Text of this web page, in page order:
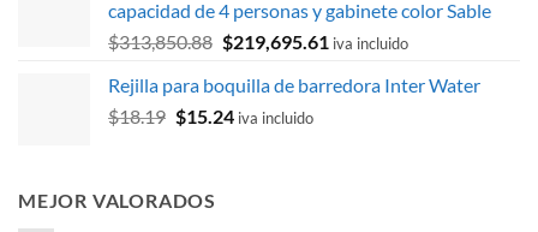
$4,965.17.$3,513.78.
capacidad de 4 personas y gabinete color Sable
$313,850.88 El
original
era:
$219,695.61 El
actual
iva incluido
Rejilla para boquilla de barredora Inter Water
$18.19 El
era:
$15.24Eliva incluido
MEJOR VALORADOS